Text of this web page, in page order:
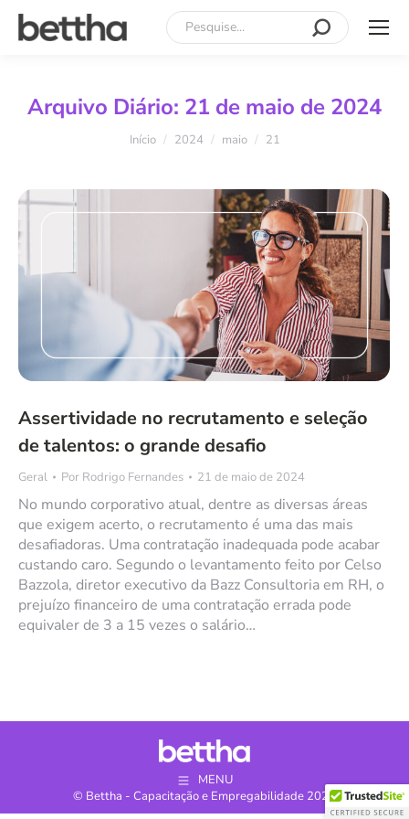
Search:
Arquivo Diário: 21 de maio de 2024
Você está aqui:
Início 2024 maio 21
Assertividade no recrutamento e seleção
de talentos: o grande desafio
Geral Por Rodrigo Fernandes 21 de maio de 2024
No mundo corporativo atual, dentre as diversas áreas
que exigem acerto, o recrutamento é uma das mais
desafiadoras. Uma contratação inadequada pode acabar
custando caro. Segundo o levantamento feito por Celso
Bazzola, diretor executivo da Bazz Consultoria em RH, o
prejuízo financeiro de uma contratação errada pode
equivaler de 3 a 15 vezes o salário…
MENU
© Bettha - Capacitação e Empregabilidade 2024